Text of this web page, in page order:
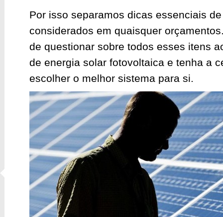
Por isso separamos dicas essenciais
considerados em quaisquer
de questionar sobre todos esses itens
de energia solar fotovoltaica e tenha a
escolher o melhor sistema para si.